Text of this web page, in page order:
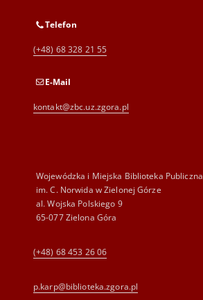
Telefon
(+48) 68 328 21 55
E-Mail
kontakt@zbc.uz.zgora.pl
Wojewódzka i Miejska Biblioteka Publiczna
im. C. Norwida w Zielonej Górze
al. Wojska Polskiego 9
65-077 Zielona Góra
(+48) 68 453 26 06
p.karp@biblioteka.zgora.pl